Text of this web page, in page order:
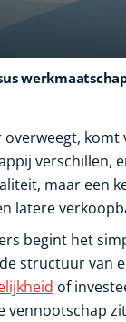
verschillen,
maar een
latere
begint het
structuur van
of
vennootschap